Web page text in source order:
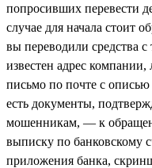
попросивших перевести
случае для начала стоит
вы переводили средства
известен адрес компании,
письмо по почте с
есть документы,
мошенникам, — к
выписку по банковскому
приложения банка,